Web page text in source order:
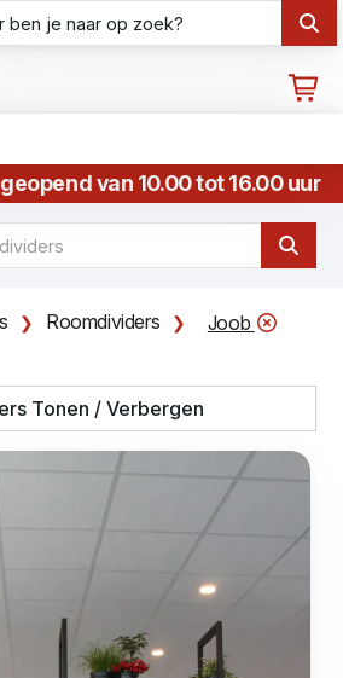
van 10.00 tot 16.00 uur
Roomdividers
Joob
Tonen / Verbergen